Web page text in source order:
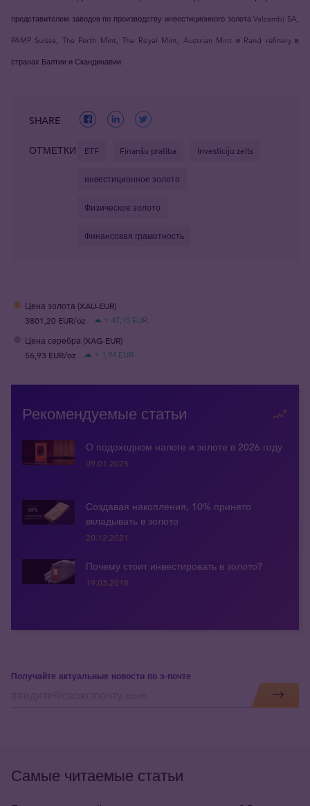
представителем заводов по производству инвестиционного золота Valcambi SA,
PAMP Suisse, The Perth Mint, The Royal Mint, Austrian Mint и Rand refinery в
странах Балтии и Скандинавии.
SHARE
ОТМЕТКИ ETF Finanšu pratība Investīciju zelts
инвестиционное золото
Физическое золото
Финансовая грамотность
Цена золота (XAU-EUR)
3801,20 EUR/oz
+ 47,15 EUR
Цена серебра (XAG-EUR)
56,93 EUR/oz
+ 1,94 EUR
Рекомендуемые статьи
О подоходном налоге и золоте в 2026 году
09.01.2025
Создавая накопления, 10% принято
вкладывать в золото
20.12.2021
Почему стоит инвестировать в золото?
19.03.2018
Получайте актуальные новости по э-почте
Самые читаемые статьи